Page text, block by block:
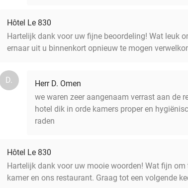
Hôtel Le 830
Hartelijk dank voor uw fijne beoordeling! Wat leuk
ernaar uit u binnenkort opnieuw te mogen
D.
Herr D. Omen
we waren zeer aangenaam verrast aan de
hotel dik in orde kamers proper en
raden
Hôtel Le 830
Hartelijk dank voor uw mooie woorden! Wat fijn
kamer en ons restaurant. Graag tot een volgende